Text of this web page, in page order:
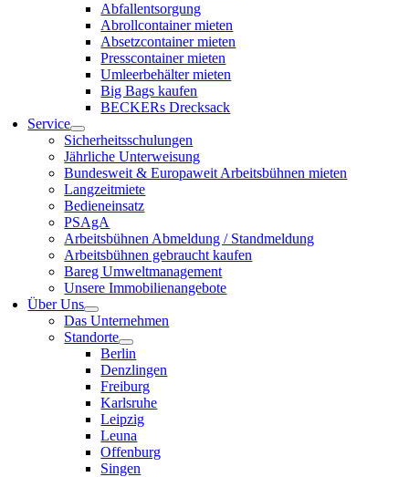
Abfallentsorgung
Abrollcontainer mieten
Absetzcontainer mieten
Presscontainer mieten
Umleerbehälter mieten
Big Bags kaufen
BECKERs Drecksack
Service
Sicherheitsschulungen
Jährliche Unterweisung
Bundesweit & Europaweit Arbeitsbühnen mieten
Langzeitmiete
Bedieneinsatz
PSAgA
Arbeitsbühnen Abmeldung / Standmeldung
Arbeitsbühnen gebraucht kaufen
Bareg Umweltmanagement
Unsere Immobilienangebote
Über Uns
Das Unternehmen
Standorte
Berlin
Denzlingen
Freiburg
Karlsruhe
Leipzig
Leuna
Offenburg
Singen